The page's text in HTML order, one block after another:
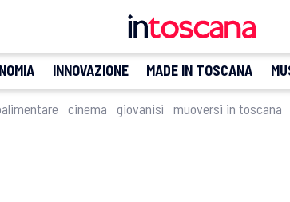
INNOVAZIONE MADE IN TOSCANA
cinema giovanisì muoversi in toscana